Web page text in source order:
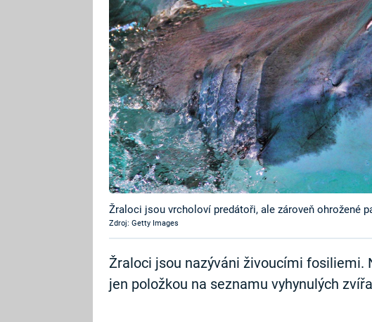
Žraloci jsou vrcholoví predátoři, ale zároveň ohrožené
Zdroj: Getty Images
Žraloci jsou nazýváni živoucími fosiliemi.
jen položkou na seznamu vyhynulých